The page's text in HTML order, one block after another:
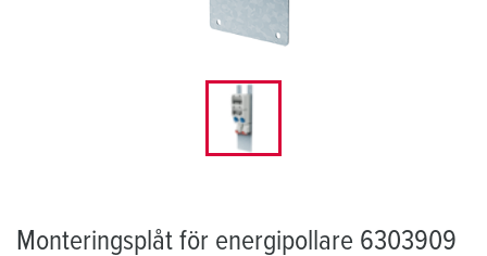
Monteringsplåt för energipollare 6303909